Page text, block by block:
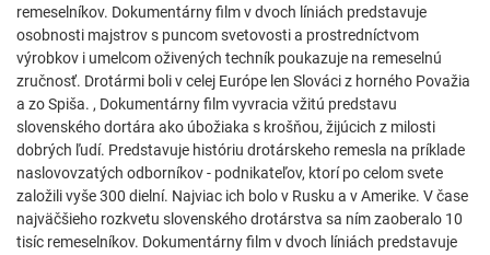
remeselníkov. Dokumentárny film v dvoch líniách predstavuje
osobnosti majstrov s puncom svetovosti a prostredníctvom
výrobkov i umelcom oživených techník poukazuje na remeselnú
zručnosť. Drotármi boli v celej Európe len Slováci z horného Považia
a zo Spiša. , Dokumentárny film vyvracia vžitú predstavu
slovenského dortára ako úbožiaka s krošňou, žijúcich z milosti
dobrých ľudí. Predstavuje históriu drotárskeho remesla na príklade
naslovovzatých odborníkov - podnikateľov, ktorí po celom svete
založili vyše 300 dielní. Najviac ich bolo v Rusku a v Amerike. V čase
najväčšieho rozkvetu slovenského drotárstva sa ním zaoberalo 10
tisíc remeselníkov. Dokumentárny film v dvoch líniách predstavuje